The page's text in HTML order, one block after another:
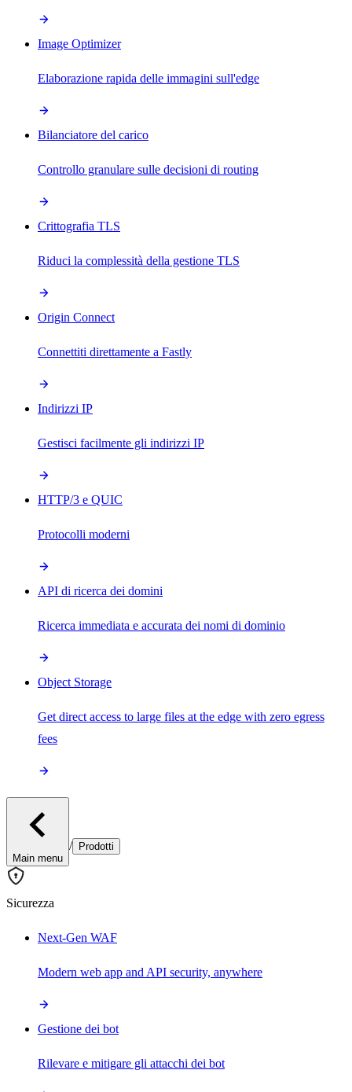
Image Optimizer
Elaborazione rapida delle immagini sull'edge
Bilanciatore del carico
Controllo granulare sulle decisioni di routing
Crittografia TLS
Riduci la complessità della gestione TLS
Origin Connect
Connettiti direttamente a Fastly
Indirizzi IP
Gestisci facilmente gli indirizzi IP
HTTP/3 e QUIC
Protocolli moderni
API di ricerca dei domini
Ricerca immediata e accurata dei nomi di dominio
Object Storage
Get direct access to large files at the edge with zero egress
fees
Main menu
/ Prodotti
Sicurezza
Next-Gen WAF
Modern web app and API security, anywhere
Gestione dei bot
Rilevare e mitigare gli attacchi dei bot